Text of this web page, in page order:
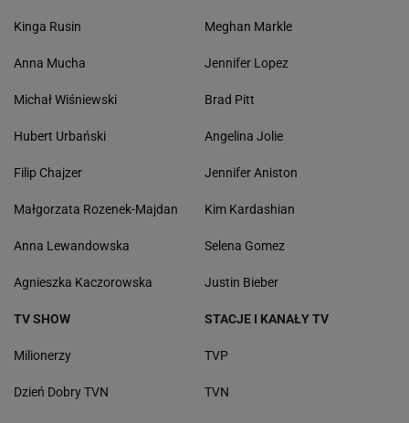
Kinga Rusin
Anna Mucha
Michał Wiśniewski
Hubert Urbański
Filip Chajzer
Małgorzata Rozenek-Majdan
Anna Lewandowska
Agnieszka Kaczorowska
Meghan Markle
Jennifer Lopez
Brad Pitt
Angelina Jolie
Jennifer Aniston
Kim Kardashian
Selena Gomez
Justin Bieber
TV SHOW
Milionerzy
Dzień Dobry TVN
STACJE I KANAŁY TV
TVP
TVN